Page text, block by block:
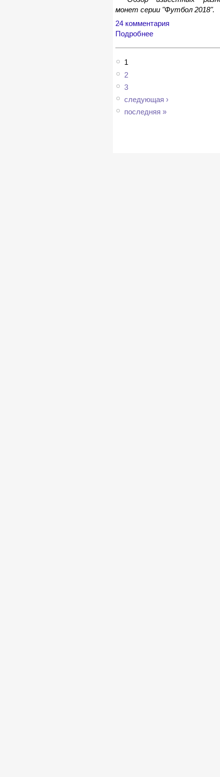
монет серии "Футбол 2018".
24 комментария
Подробнее
1
2
3
следующая ›
последняя »